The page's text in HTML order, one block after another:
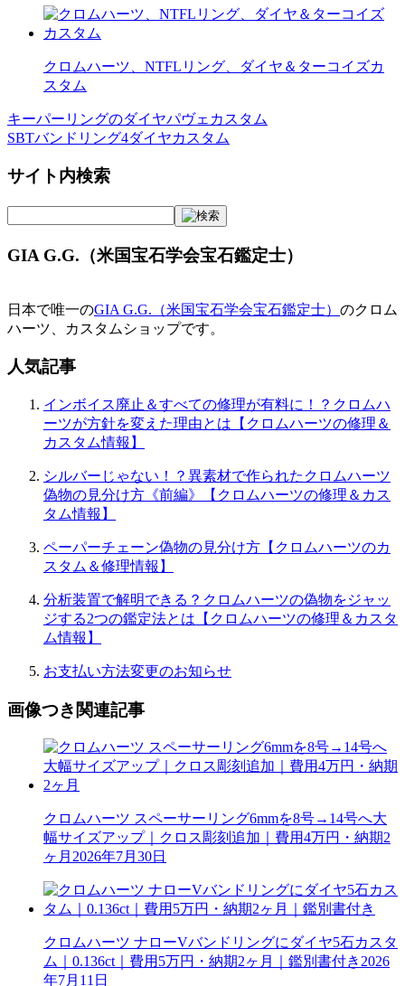
クロムハーツ、NTFLリング、ダイヤ＆ターコイズカ
スタム
投
稿
ナ
ビ
ー
シ
ョ
ン
キーパーリングのダイヤパヴェカスタム
SBTバンドリング4ダイヤカスタム
サイト内検索
GIA G.G.（米国宝石学会宝石鑑定士）
日本で唯一のGIA G.G.（米国宝石学会宝石鑑定士） のクロム
ハーツ、カスタムショップです。
人気記事
インボイス廃止＆すべての修理が有料に！？クロムハ
ーツが方針を変えた理由とは【クロムハーツの修理＆
カスタム情報】
シルバーじゃない！？異素材で作られたクロムハーツ
偽物の見分け方《前編》【クロムハーツの修理＆カス
タム情報】
ペーパーチェーン偽物の見分け方【クロムハーツのカ
スタム＆修理情報】
分析装置で解明できる？クロムハーツの偽物をジャッ
ジする2つの鑑定法とは【クロムハーツの修理＆カスタ
ム情報】
お支払い方法変更のお知らせ
画像つき関連記事
クロムハーツ スペーサーリング6mmを8号→14号へ大
幅サイズアップ｜クロス彫刻追加｜費用4万円・納期2
ヶ月 2026年7月30日
クロムハーツ ナローVバンドリングにダイヤ5石カスタ
ム｜0.136ct｜費用5万円・納期2ヶ月｜鑑別書付き 2026
年7月11日